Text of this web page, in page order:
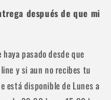
después de que mi
pasado desde que
y si aun no recibes tu
está disponible de Lunes a